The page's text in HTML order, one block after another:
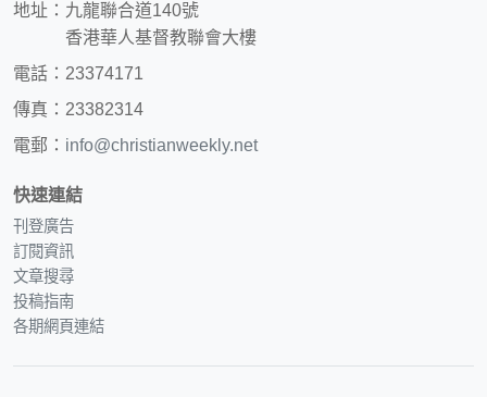
地址：九龍聯合道140號
香港華人基督教聯會大樓
電話：23374171
傳真：23382314
電郵： info@christianweekly.net
快速連結
刊登廣告
訂閱資訊
文章搜尋
投稿指南
各期網頁連結